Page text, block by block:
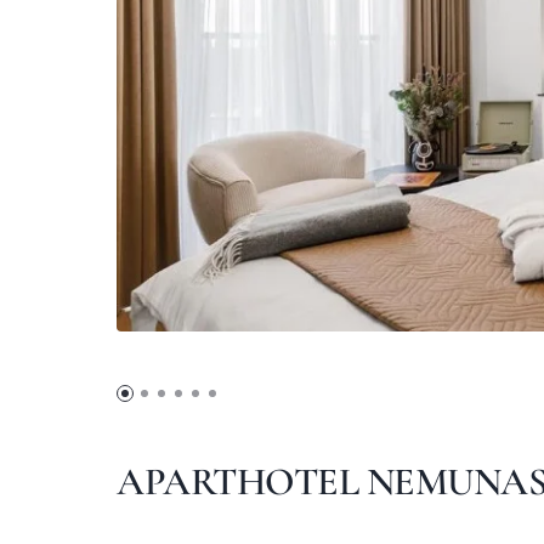
APARTHOTEL